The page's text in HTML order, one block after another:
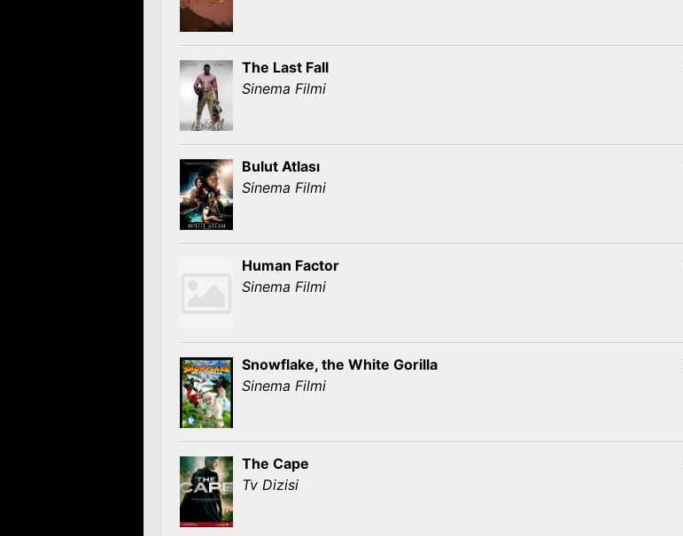
The Last Fall
Sinema Filmi
Bulut Atlası
Sinema Filmi
Human Factor
Sinema Filmi
Snowflake, the White Gorilla
Sinema Filmi
The Cape
Tv Dizisi